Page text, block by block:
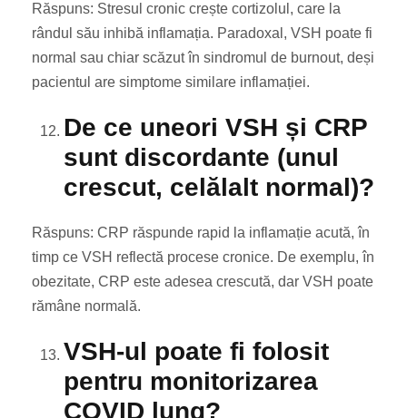
Răspuns: Stresul cronic crește cortizolul, care la
rândul său inhibă inflamația. Paradoxal, VSH poate fi
normal sau chiar scăzut în sindromul de burnout, deși
pacientul are simptome similare inflamației.
De ce uneori VSH și CRP
sunt discordante (unul
crescut, celălalt normal)?
Răspuns: CRP răspunde rapid la inflamație acută, în
timp ce VSH reflectă procese cronice. De exemplu, în
obezitate, CRP este adesea crescută, dar VSH poate
rămâne normală.
VSH-ul poate fi folosit
pentru monitorizarea
COVID lung?